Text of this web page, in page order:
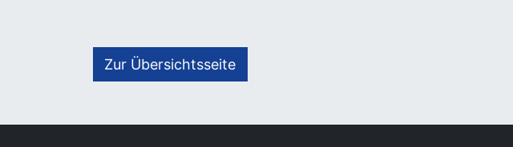
Zur Übersichtsseite